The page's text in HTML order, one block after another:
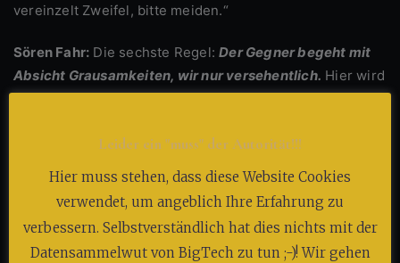
vereinzelt Zweifel, bitte meiden.“
Sören Fahr: Die sechste Regel:Der Gegner begeht mit
Absicht Grausamkeiten, wir nur versehentlich. Hier wird
es besonders düster. Denn diese Regel entscheidet
entschuldigt wird. Der Gegner mordet, wir irren. Der
Gegner zerstört, wir treffen bedauerlicherweise. Der
Böse, wir geraten höchstens in tragische Umstände.
Alfred-Walter von Staufen:Das ist die moralische
Leider ein "muss" der Autorität!!!
Hier muss stehen, dass diese Website Cookies
verwendet, um angeblich Ihre Erfahrung zu
verbessern. Selbstverständlich hat dies nichts mit der
Datensammelwut von BigTech zu tun ;-)! Wir gehen